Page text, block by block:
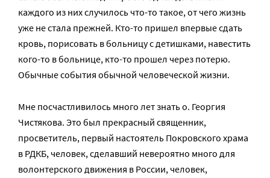
каждого из них случилось что-то такое, от чего жизнь
уже не стала прежней. Кто-то пришел впервые сдать
кровь, порисовать в больницу с детишками, навестить
кого-то в больнице, кто-то прошел через потерю.
Обычные события обычной человеческой жизни.
Мне посчастливилось много лет знать о. Георгия
Чистякова. Это был прекрасный священник,
просветитель, первый настоятель Покровского храма
в РДКБ, человек, сделавший невероятно много для
волонтерского движения в России, человек,